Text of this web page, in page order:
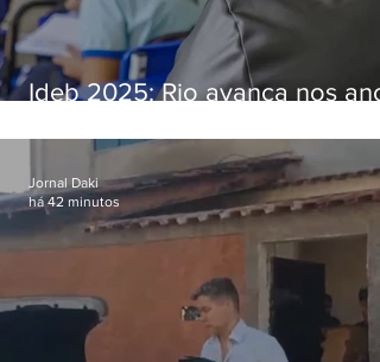
Ideb 2025: Rio avança nos
nacional
Jornal Daki
há 42 minutos